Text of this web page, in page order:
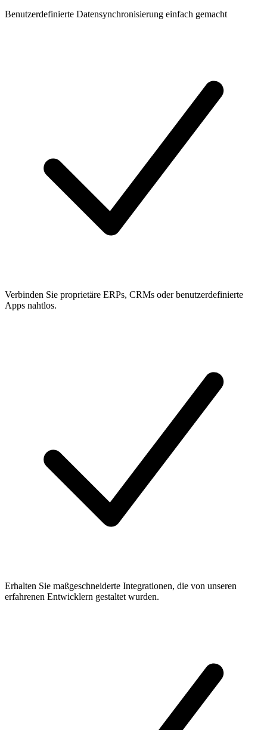
Benutzerdefinierte Datensynchronisierung einfach gemacht
Verbinden Sie proprietäre ERPs, CRMs oder benutzerdefinierte
Apps nahtlos.
Erhalten Sie maßgeschneiderte Integrationen, die von unseren
erfahrenen Entwicklern gestaltet wurden.